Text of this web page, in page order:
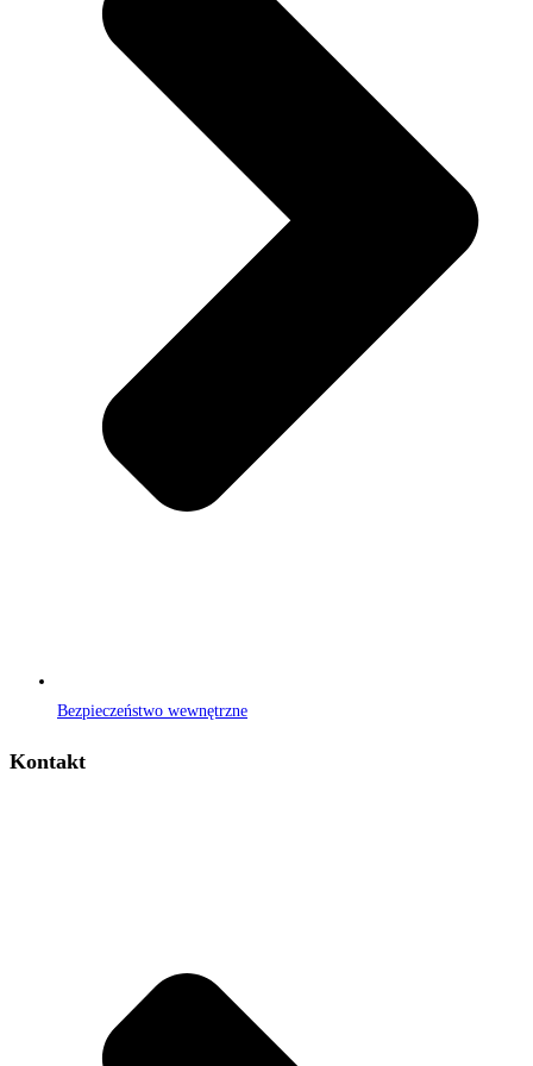
Bezpieczeństwo wewnętrzne
Kontakt